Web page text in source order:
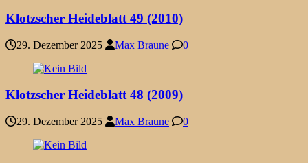
Klotzscher Heideblatt 49 (2010)
29. Dezember 2025 Max Braune 0
Klotzscher Heideblatt 48 (2009)
29. Dezember 2025 Max Braune 0